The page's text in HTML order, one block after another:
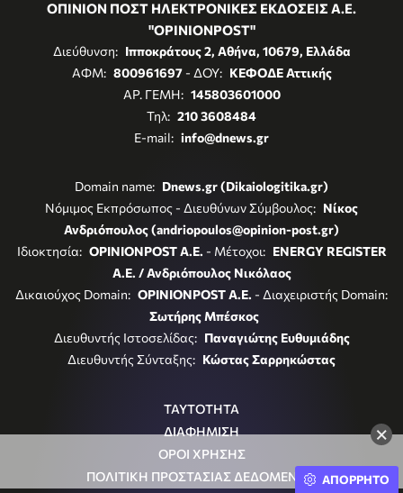
×
ΟΠΙΝΙΟΝ ΠΟΣΤ ΗΛΕΚΤΡΟΝΙΚΕΣ ΕΚΔΟΣΕΙΣ Α.Ε.
"OPINIONPOST"
Διεύθυνση: Ιπποκράτους 2, Αθήνα, 10679, Ελλάδα
ΑΦΜ: 800961697- ΔΟΥ: ΚΕΦΟΔΕ Αττικής
ΑΡ. ΓΕΜΗ: 145803601000
Τηλ: 210 3608484
E-mail: info@dnews.gr
Domain name: Dnews.gr (Dikaiologitika.gr)
Νόμιμος Εκπρόσωπος - Διευθύνων Σύμβουλος: Νίκος
Ανδριόπουλος (andriopoulos@opinion-post.gr)
Ιδιοκτησία: OPINIONPOST A.E. - Μέτοχοι: ENERGY REGISTER
Α.Ε. / Ανδριόπουλος Νικόλαος
Δικαιούχος Domain: OPINIONPOST A.E. - Διαχειριστής Domain:
Σωτήρης Μπέσκος
Διευθυντής Ιστοσελίδας: Παναγιώτης Ευθυμιάδης
Διευθυντής Σύνταξης: Κώστας Σαρρηκώστας
ΤΑΥΤΟΤΗΤΑ
ΔΙΑΦΗΜΙΣΗ
ΟΡΟΙ ΧΡΗΣΗΣ
ΠΟΛΙΤΙΚΗ ΠΡΟΣΤΑΣΙΑΣ ΔΕΔΟΜΕΝΩΝ ΑΠΟΡΡΗΤΟ